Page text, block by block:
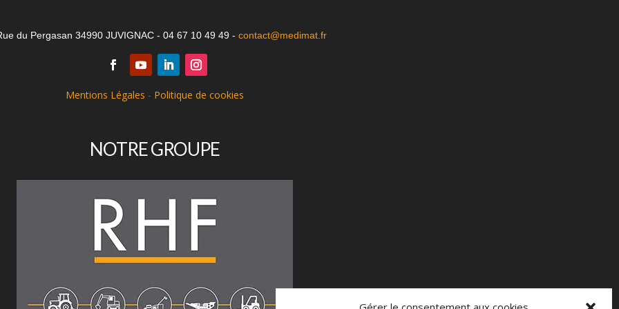
du Pergasan 34990 JUVIGNAC - 04 67 10 49 49 - contact@medimat.fr
Mentions Légales - Politique de cookies
NOTRE GROUPE